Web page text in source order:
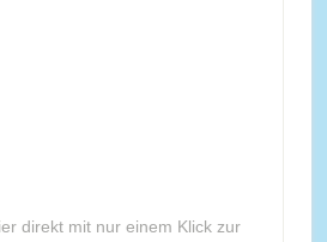
direkt mit nur einem Klick zur